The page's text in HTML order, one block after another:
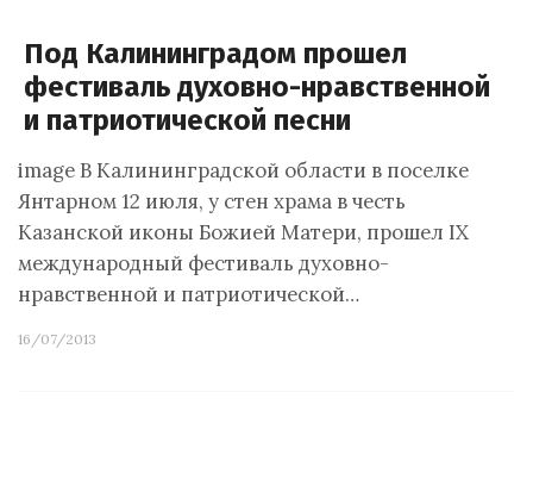
Под Калининградом прошел
фестиваль духовно-нравственной
и патриотической песни
image В Калининградской области в поселке
Янтарном 12 июля, у стен храма в честь
Казанской иконы Божией Матери, прошел IX
международный фестиваль духовно-
нравственной и патриотической…
16/07/2013